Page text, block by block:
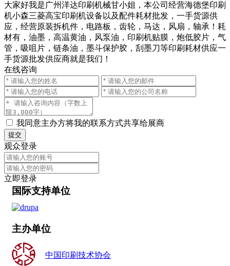
大家好我是广州洋达印刷机械甘小姐，本公司经营海德堡印刷
机小森三菱高宝印刷机设备以及配件耗材批发，一手货源供
应，经营原装拆机件，电路板，齿轮，马达，风扇，轴承！耗
材有，油墨，高温黄油，风泵油，印刷机贴膜，炮低胶片，气
管，吸咀片，链条油，墨斗保护胶，刮墨刀等印刷耗材供应一
手货源批发供应商就是我们！
在线咨询
我同意主办方将我的联系方式共享给展商
提交
观众登录
立即登录
国际支持单位
主办单位
中国印刷技术协会